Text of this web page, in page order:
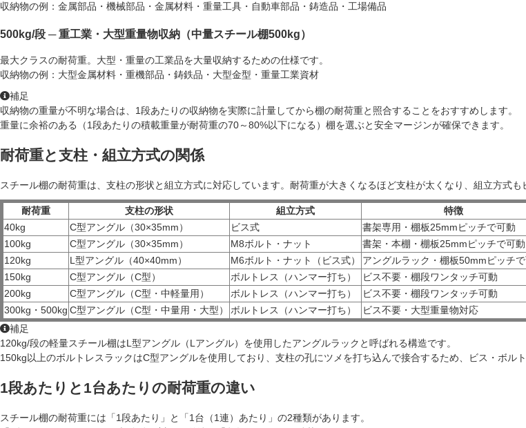
収納物の例： 金属部品・機械部品・金属材料・重量工具・自動車部品・鋳造品・工場備品
500kg/段 ─ 重工業・大型重量物収納（中量スチール棚500kg）
最大クラスの耐荷重。大型・重量の工業品を大量収納するための仕様です。
収納物の例： 大型金属材料・重機部品・鋳鉄品・大型金型・重量工業資材
補足
収納物の重量が不明な場合は、1段あたりの収納物を実際に計量してから棚の耐荷重と照合することをおすすめします。
重量に余裕のある（1段あたりの積載重量が耐荷重の70～80%以下になる）棚を選ぶと安全マージンが確保できます。
耐荷重と支柱・組立方式の関係
スチール棚の耐荷重は、支柱の形状と組立方式に対応しています。耐荷重が大きくなるほど支柱が太くなり、組立方式も
耐荷重 支柱の形状 組立方式
特徴
40kg
C型アングル（30×35mm） ビス式
書架専用・棚板25mmピッチで可動
100kg
C型アングル（30×35mm） M8ボルト・ナット
書架・本棚・棚板25mmピッチで可動
120kg
L型アングル（40×40mm） M6ボルト・ナット（ビス式）
アングルラック・棚板50mmピッチ
150kg
C型アングル（C型） ボルトレス（ハンマー打ち）
ビス不要・棚段ワンタッチ可動
200kg
C型アングル（C型・中軽量用） ボルトレス（ハンマー打ち）
ビス不要・棚段ワンタッチ可動
300kg・500kg C型アングル（C型・中量用・大型） ボルトレス（ハンマー打ち）
ビス不要・大型重量物対応
補足
120kg/段の軽量スチール棚はL型アングル（Lアングル）を使用したアングルラック と呼ばれる構造です。
150kg以上のボルトレスラックはC型アングルを使用しており、支柱の孔にツメを打ち込んで接合するため、ビス・ボルト
1段あたりと1台あたりの耐荷重の違い
スチール棚の耐荷重には「1段あたり 」と「1台（1連）あたり 」の2種類があります。